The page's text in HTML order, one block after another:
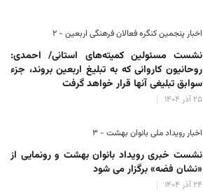
اخبار پنجمین کنگره فعالان فرهنگی اربعین - ۲
نشست مسئولین کمیته‌های استانی/ احمدی:
روحانیون کاروانی که به تبلیغ اربعین بروند، جزء
سوابق تبلیغی آنها قرار خواهد گرفت
۲۵ آذر ۱۴۰۴
اخبار رویداد ملی بانوان بهشت - ۳
نشست خبری رویداد بانوان بهشت و رونمایی از
«نشان فضه» برگزار می شود
۲۴ آذر ۱۴۰۴